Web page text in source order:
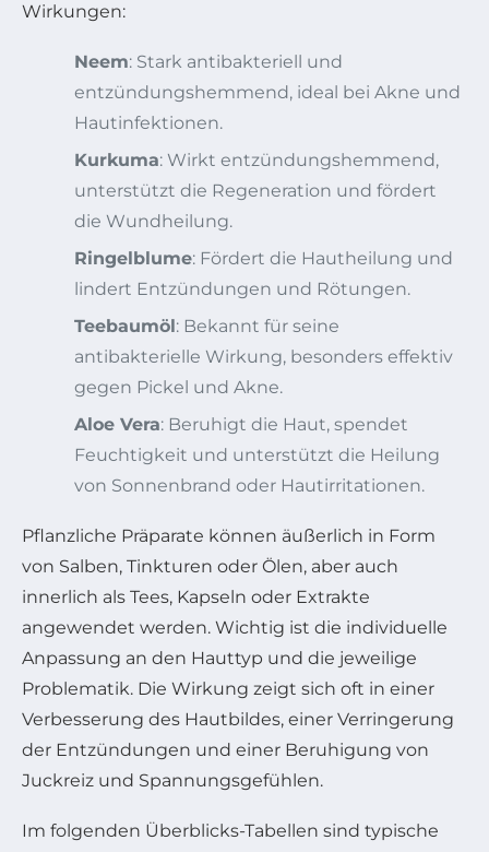
Wirkungen:
Neem: Stark antibakteriell und
entzündungshemmend, ideal bei Akne und
Hautinfektionen.
Kurkuma: Wirkt entzündungshemmend,
unterstützt die Regeneration und fördert
die Wundheilung.
Ringelblume: Fördert die Hautheilung und
lindert Entzündungen und Rötungen.
Teebaumöl : Bekannt für seine
antibakterielle Wirkung, besonders effektiv
gegen Pickel und Akne.
Aloe Vera: Beruhigt die Haut, spendet
Feuchtigkeit und unterstützt die Heilung
von Sonnenbrand oder Hautirritationen.
Pflanzliche Präparate können äußerlich in Form
von Salben, Tinkturen oder Ölen, aber auch
innerlich als Tees, Kapseln oder Extrakte
angewendet werden. Wichtig ist die individuelle
Anpassung an den Hauttyp und die jeweilige
Problematik. Die Wirkung zeigt sich oft in einer
Verbesserung des Hautbildes, einer Verringerung
der Entzündungen und einer Beruhigung von
Juckreiz und Spannungsgefühlen.
Im folgenden Überblicks-Tabellen sind typische